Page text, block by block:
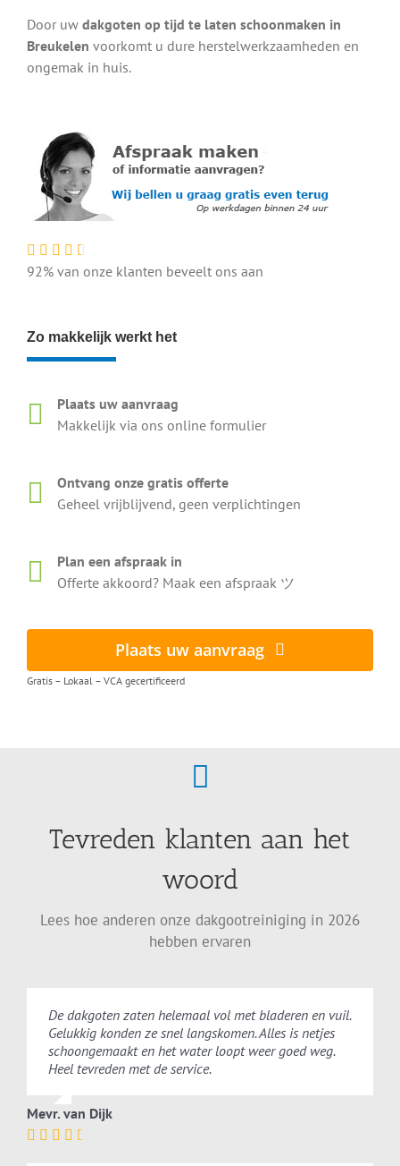
Door uw dakgoten op tijd te laten schoonmaken in
Breukelen voorkomt u dure herstelwerkzaamheden en
ongemak in huis.
92% van onze klanten beveelt ons aan
Zo makkelijk werkt het
Plaats uw aanvraag
Makkelijk via ons online formulier
Ontvang onze gratis offerte
Geheel vrijblijvend, geen verplichtingen
Plan een afspraak in
Offerte akkoord? Maak een afspraak ツ
Plaats uw aanvraag
Gratis – Lokaal – VCA gecertificeerd
Tevreden klanten aan het
woord
Lees hoe anderen onze dakgootreiniging in 2026
hebben ervaren
De dakgoten zaten helemaal vol met bladeren en vuil.
Gelukkig konden ze snel langskomen. Alles is netjes
schoongemaakt en het water loopt weer goed weg.
Heel tevreden met de service.
Mevr. van Dijk